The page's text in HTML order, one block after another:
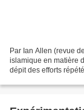
Par Ian Allen (revue
islamique en matière
dépit des efforts